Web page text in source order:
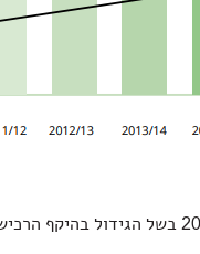
בין 2011 ל-2018 בשל הגידול